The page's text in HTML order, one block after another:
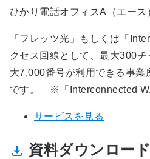
ひかり電話オフィスA（エース
「フレッツ光」もしくは「
クセス回線として、最大300
大7,000番号が利用できる事業
です。 ※「Interconnected
サービスを見る
資料ダウンロード